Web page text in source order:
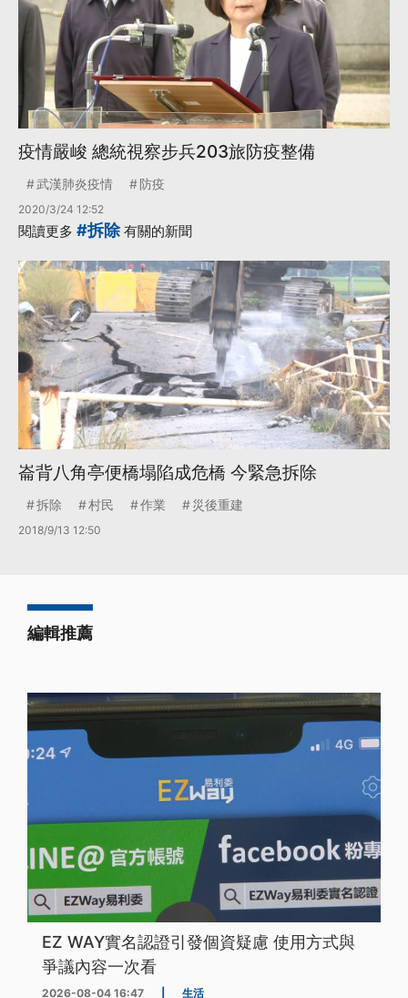
疫情嚴峻 總統視察步兵203旅防疫整備
武漢肺炎疫情 防疫
2020/3/24 12:52
閱讀更多 #拆除有關的新聞
崙背八角亭便橋塌陷成危橋 今緊急拆除
拆除 村民 作業 災後重建
2018/9/13 12:50
編輯推薦
EZ WAY實名認證引發個資疑慮 使用方式與
爭議內容一次看
2026-08-04 16:47 生活